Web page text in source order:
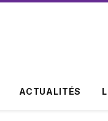
ACTUALITÉS